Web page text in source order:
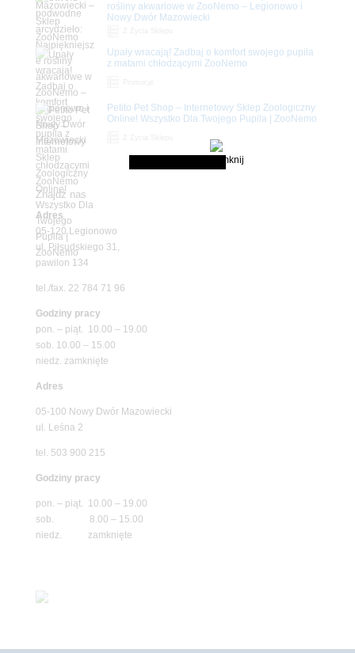
rośliny akwariowe w ZooNemo – Legionowo i
Nowy Dwór Mazowiecki
Upały wracają! Zadbaj o komfort swojego pupila
z matami chłodzącymi ZooNemo
Petito Pet Shop – Internetowy Sklep Zoologiczny
Online! Wszystko Dla Twojego Pupila | ZooNemo
Znajdź nas
Adres
05-120 Legionowo
ul. Piłsudskiego 31,
pawilon 134
tel./fax. 22 784 71 96
Godziny pracy
pon. – piąt. 10.00 – 19.00
sob. 10.00 – 15.00
niedz. zamknięte
Adres
05-100 Nowy Dwór Mazowiecki
ul. Leśna 2
tel. 503 900 215
Godziny pracy
pon. – piąt. 10.00 – 19.00
sob. 8.00 – 15.00
niedz. zamknięte